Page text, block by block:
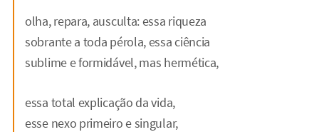
olha, repara, ausculta: essa riqueza
sobrante a toda pérola, essa ciência
sublime e formidável, mas hermética,
essa total explicação da vida,
esse nexo primeiro e singular,